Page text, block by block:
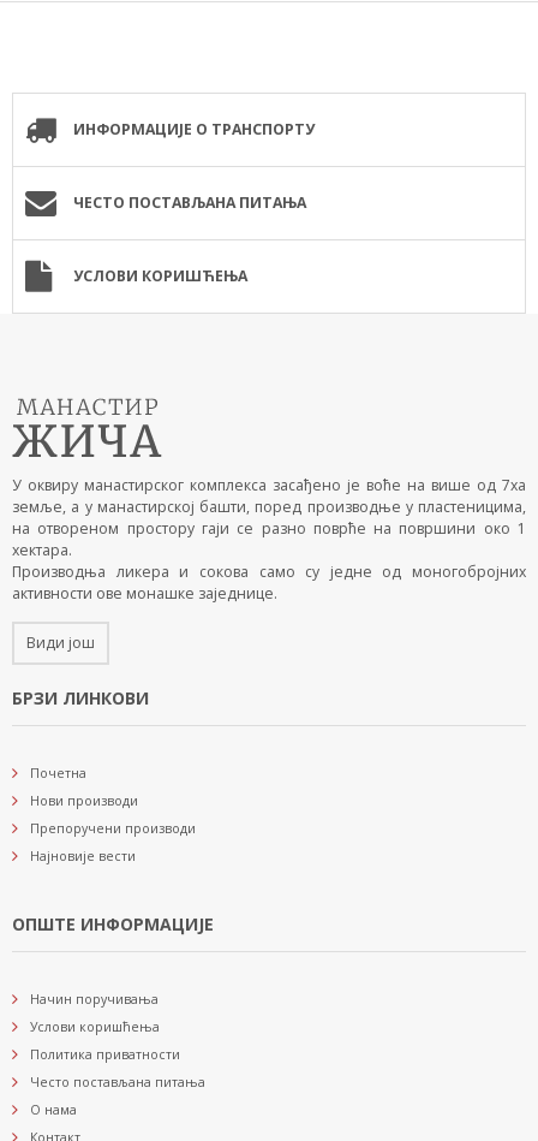
ИНФОРМАЦИЈЕ О ТРАНСПОРТУ
ЧЕСТО ПОСТАВЉАНА ПИТАЊА
УСЛОВИ КОРИШЋЕЊА
У оквиру манастирског комплекса засађено је воће на више од 7ха
земље, а у манастирској башти, поред производње у пластеницима,
на отвореном простору гаји се разно поврће на површини око 1
хектара.
Производња ликера и сокова само су једне од моногобројних
активности ове монашке заједнице.
Види још
БРЗИ ЛИНКОВИ
Почетна
Нови производи
Препоручени производи
Најновије вести
ОПШТЕ ИНФОРМАЦИЈЕ
Начин поручивања
Услови коришћења
Политика приватности
Често постављана питања
О нама
Контакт